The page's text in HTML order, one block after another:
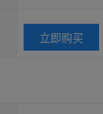
立即购买